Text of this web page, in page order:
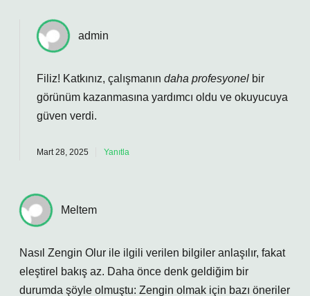
admin
Filiz! Katkınız, çalışmanın daha profesyonel bir
görünüm kazanmasına yardımcı oldu ve okuyucuya
güven verdi.
Mart 28, 2025 Yanıtla
Meltem
Nasıl Zengin Olur ile ilgili verilen bilgiler anlaşılır, fakat
eleştirel bakış az. Daha önce denk geldiğim bir
durumda şöyle olmuştu: Zengin olmak için bazı öneriler